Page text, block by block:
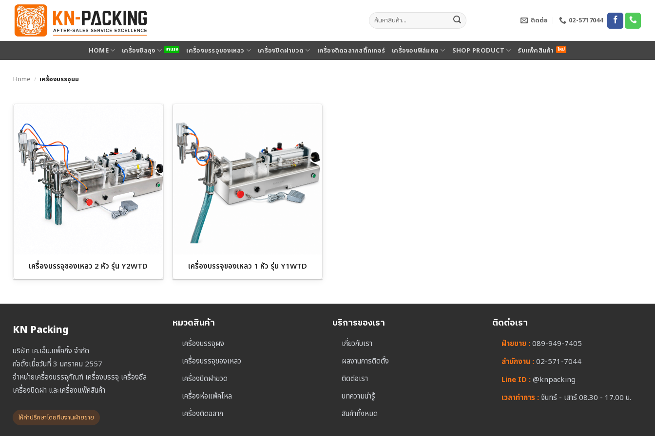
เนื้อหา
ค้นหา: ติดต่อ 02-5717044
HOME เครื่องซีลถุง เครื่องบรรจุของเหลว เครื่องปิดฝาขวด เครื่องติดฉลากสติ๊กเกอร์ เครื่องอบฟิล์มหด SHOP PRODUCT รับแพ็คสินค้า
Home / เครื่องบรรจุนม
เครื่องบรรจุของเหลว 2 หัว รุ่น Y2WTD เครื่องบรรจุของเหลว 1 หัว รุ่น Y1WTD
KN Packing
บริษัท เค.เอ็น.แพ็คกิ้ง จำกัด
ก่อตั้งเมื่อวันที่ 3 มกราคม 2557
จำหน่ายเครื่องบรรจุภัณฑ์ เครื่องบรรจุ เครื่องซีล
เครื่องปิดฝา และเครื่องแพ็คสินค้า
ให้คำปรึกษาโดยทีมงานฝ่ายขาย
หมวดสินค้า
เครื่องบรรจุผง
เครื่องบรรจุของเหลว
เครื่องปิดฝาขวด
เครื่องห่อแพ็คโหล
เครื่องติดฉลาก
บริการของเรา
เกี่ยวกับเรา
ผลงานการติดตั้ง
ติดต่อเรา
บทความน่ารู้
สินค้าทั้งหมด
ติดต่อเรา
ฝ่ายขาย :089-949-7405
สำนักงาน :02-571-7044
Line ID :@knpacking
เวลาทำการ :จันทร์ - เสาร์ 08.30 - 17.00 น.